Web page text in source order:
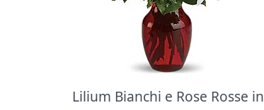
Lilium Bianchi e Rose Rosse in